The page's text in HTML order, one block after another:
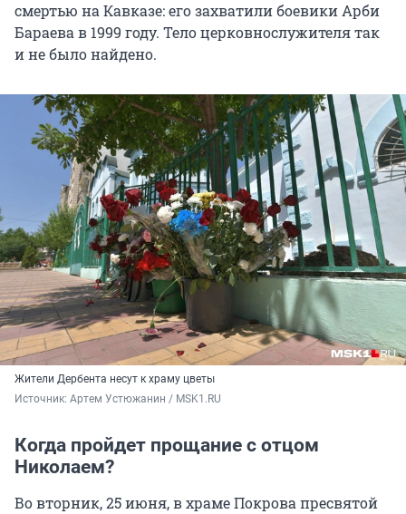
смертью на Кавказе: его захватили боевики Арби
Бараева в 1999 году. Тело церковнослужителя так
и не было найдено.
Жители Дербента несут к храму цветы
Источник: Артем Устюжанин / MSK1.RU
Когда пройдет прощание с отцом
Николаем?
Во вторник, 25 июня, в храме Покрова пресвятой